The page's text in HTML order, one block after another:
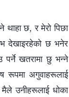
थाहा छ, र मेरो पिछा
देखाइरहेको छ भनेर
खतरामा छु भन्‍ने
रूपमा अगुवाहरूलाई
मैले उनीहरूलाई धोका